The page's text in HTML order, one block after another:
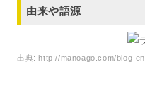
由来や語源
出典:http://manoago.com/blog-